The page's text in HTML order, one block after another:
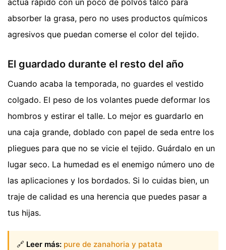
absorber la grasa, pero no uses productos químicos
agresivos que puedan comerse el color del tejido.
El guardado durante el resto del año
Cuando acaba la temporada, no guardes el vestido
colgado. El peso de los volantes puede deformar los
hombros y estirar el talle. Lo mejor es guardarlo en
una caja grande, doblado con papel de seda entre los
pliegues para que no se vicie el tejido. Guárdalo en un
lugar seco. La humedad es el enemigo número uno de
las aplicaciones y los bordados. Si lo cuidas bien, un
traje de calidad es una herencia que puedes pasar a
tus hijas.
🔗 Leer más: pure de zanahoria y patata